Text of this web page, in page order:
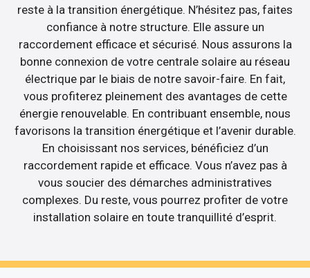
reste à la transition énergétique. N’hésitez pas, faites
confiance à notre structure. Elle assure un
raccordement efficace et sécurisé. Nous assurons la
bonne connexion de votre centrale solaire au réseau
électrique par le biais de notre savoir-faire. En fait,
vous profiterez pleinement des avantages de cette
énergie renouvelable. En contribuant ensemble, nous
favorisons la transition énergétique et l’avenir durable.
En choisissant nos services, bénéficiez d’un
raccordement rapide et efficace. Vous n’avez pas à
vous soucier des démarches administratives
complexes. Du reste, vous pourrez profiter de votre
installation solaire en toute tranquillité d’esprit.